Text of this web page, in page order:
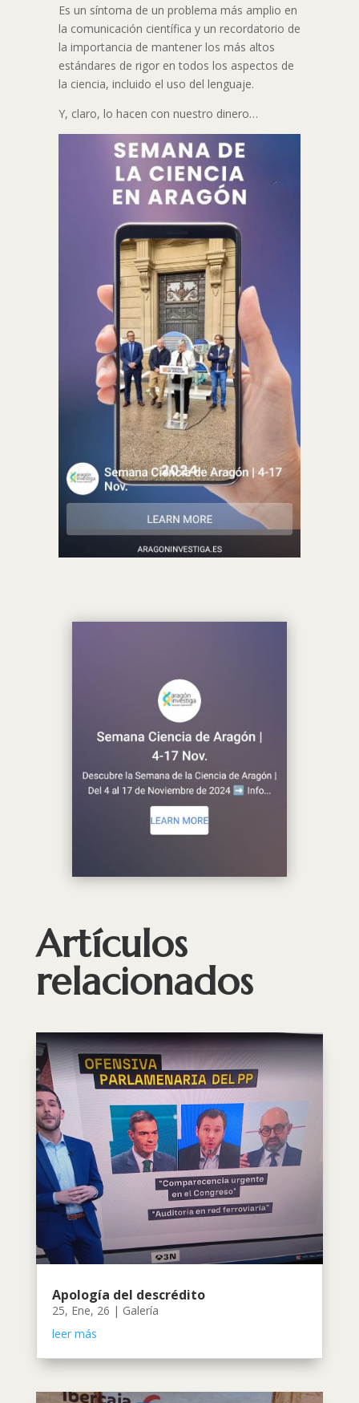
Es un síntoma de un problema más amplio en
la comunicación científica y un recordatorio de
la importancia de mantener los más altos
estándares de rigor en todos los aspectos de
la ciencia, incluido el uso del lenguaje.
Y, claro, lo hacen con nuestro dinero…
Artículos
relacionados
Apología del descrédito
25, Ene, 26 | Galería
leer más